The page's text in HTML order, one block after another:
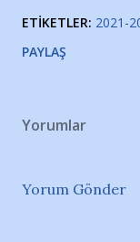
ETIKETLER: 2021-
PAYLAŞ
Yorumlar
Yorum Gönder